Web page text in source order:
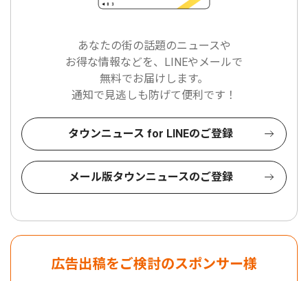
あなたの街の話題のニュースや
お得な情報などを、LINEやメールで
無料でお届けします。
通知で見逃しも防げて便利です！
タウンニュース for LINEのご登録
メール版タウンニュースのご登録
広告出稿をご検討のスポンサー様